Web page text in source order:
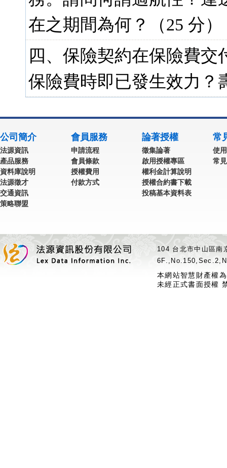
在之期間為何？（25 分）
四、保險契約在保險費
保險費時即已發生效力？
公司簡介
法源資訊
產品服務
資料庫說明
法源徵才
交通資訊
策略聯盟
會員服務
申請流程
會員條款
授權費用
付款方式
論著授權
徵集論著
啟用授權專區
權利金計算說明
授權合約書下載
投稿基本資料表
常
使
常
104 台北市中山區
本網站智慧財產權
未經正式書面授權